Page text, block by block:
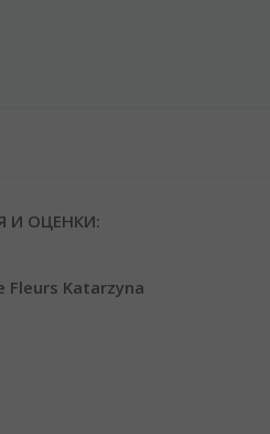
И ОЦЕНКИ:
Katarzyna